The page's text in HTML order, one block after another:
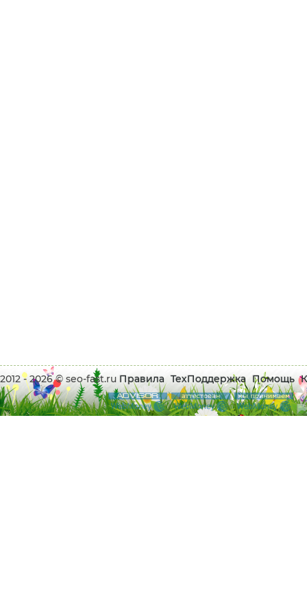
2012 - 2026 © seo-fast.ru Правила ТехПоддержка Помощь